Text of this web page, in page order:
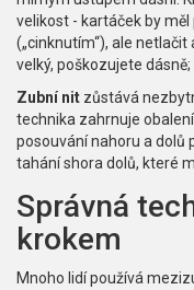
velikost - kartáček by
(„cinknutím“), ale
velký, poškozujete
Zubní nit zůstává
technika zahrnuje
posouvání nahoru a dolů
tahání shora dolů, které
Správná
krokem
Mnoho lidí používá